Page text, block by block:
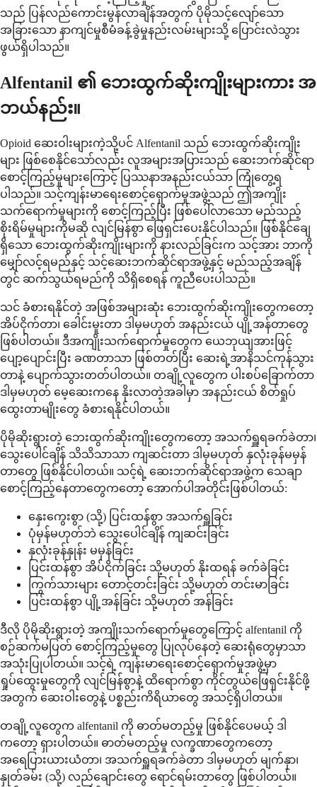
သည် ပြန်လည်ကောင်းမွန်လာချိန်အတွက် ပိုမိုသင့်လျော်သော
အခြားသော နာကျင်မှုစီမံခန့်ခွဲမှုနည်းလမ်းများသို့ ပြောင်းလဲသွား
ဖွယ်ရှိပါသည်။
Alfentanil ၏ ဘေးထွက်ဆိုးကျိုးများကား အ
ဘယ်နည်း။
Opioid ဆေးဝါးများကဲ့သို့ပင် Alfentanil သည် ဘေးထွက်ဆိုးကျိုး
များ ဖြစ်စေနိုင်သော်လည်း လူအများအပြားသည် ဆေးဘက်ဆိုင်ရာ
စောင့်ကြည့်မှုများကြောင့် ပြဿနာအနည်းငယ်သာ ကြုံတွေ့ရ
ပါသည်။ သင့်ကျန်းမာရေးစောင့်ရှောက်မှုအဖွဲ့သည် ဤအကျိုး
သက်ရောက်မှုများကို စောင့်ကြည့်ပြီး ဖြစ်ပေါ်လာသော မည်သည့်
စိုးရိမ်မှုများကိုမဆို လျင်မြန်စွာ ဖြေရှင်းပေးနိုင်ပါသည်။ ဖြစ်နိုင်ချေ
ရှိသော ဘေးထွက်ဆိုးကျိုးများကို နားလည်ခြင်းက သင့်အား ဘာကို
မျှော်လင့်ရမည်နှင့် သင့်ဆေးဘက်ဆိုင်ရာအဖွဲ့နှင့် မည်သည့်အချိန်
တွင် ဆက်သွယ်ရမည်ကို သိရှိစေရန် ကူညီပေးပါသည်။
သင် ခံစားရနိုင်တဲ့ အဖြစ်အများဆုံး ဘေးထွက်ဆိုးကျိုးတွေကတော့
အိပ်ငိုက်တာ၊ ခေါင်းမူးတာ ဒါမှမဟုတ် အနည်းငယ် ပျို့အန်တာတွေ
ဖြစ်ပါတယ်။ ဒီအကျိုးသက်ရောက်မှုတွေက ယေဘုယျအားဖြင့်
ပျော့ပျောင်းပြီး ခဏတာသာ ဖြစ်တတ်ပြီး ဆေးရဲ့အာနိသင်ကုန်သွား
တာနဲ့ ပျောက်သွားတတ်ပါတယ်။ တချို့လူတွေက ပါးစပ်ခြောက်တာ
ဒါမှမဟုတ် မေ့ဆေးကနေ နိုးလာတဲ့အခါမှာ အနည်းငယ် စိတ်ရှုပ်
ထွေးတာမျိုးတွေ ခံစားရနိုင်ပါတယ်။
ပိုမိုဆိုးရွားတဲ့ ဘေးထွက်ဆိုးကျိုးတွေကတော့ အသက်ရှူရခက်ခဲတာ၊
သွေးပေါင်ချိန် သိသိသာသာ ကျဆင်းတာ ဒါမှမဟုတ် နှလုံးခုန်မမှန်
တာတွေ ဖြစ်နိုင်ပါတယ်။ သင့်ရဲ့ ဆေးဘက်ဆိုင်ရာအဖွဲ့က သေချာ
စောင့်ကြည့်နေတာတွေကတော့ အောက်ပါအတိုင်းဖြစ်ပါတယ်:
နှေးကွေးစွာ (သို့) ပြင်းထန်စွာ အသက်ရှူခြင်း
ပုံမှန်မဟုတ်ဘဲ သွေးပေါင်ချိန် ကျဆင်းခြင်း
နှလုံးခုန်နှုန်း မမှန်ခြင်း
ပြင်းထန်စွာ အိပ်ငိုက်ခြင်း သို့မဟုတ် နိုးထရန် ခက်ခဲခြင်း
ကြွက်သားများ တောင့်တင်းခြင်း သို့မဟုတ် တင်းမာခြင်း
ပြင်းထန်စွာ ပျို့အန်ခြင်း သို့မဟုတ် အန်ခြင်း
ဒီလို ပိုမိုဆိုးရွားတဲ့ အကျိုးသက်ရောက်မှုတွေကြောင့် alfentanil ကို
စဉ်ဆက်မပြတ် စောင့်ကြည့်မှုတွေ ပြုလုပ်နေတဲ့ ဆေးရုံတွေမှာသာ
အသုံးပြုပါတယ်။ သင့်ရဲ့ ကျန်းမာရေးစောင့်ရှောက်မှုအဖွဲ့မှာ
ရှုပ်ထွေးမှုတွေကို လျင်မြန်စွာနဲ့ ထိရောက်စွာ ကိုင်တွယ်ဖြေရှင်းနိုင်ဖို့
အတွက် ဆေးဝါးတွေနဲ့ ပစ္စည်းကိရိယာတွေ အသင့်ရှိပါတယ်။
တချို့လူတွေက alfentanil ကို ဓာတ်မတည့်မှု ဖြစ်နိုင်ပေမယ့် ဒါ
ကတော့ ရှားပါတယ်။ ဓာတ်မတည့်မှု လက္ခဏာတွေကတော့
အရေပြားယားယံတာ၊ အသက်ရှူရခက်ခဲတာ ဒါမှမဟုတ် မျက်နှာ၊
နှုတ်ခမ်း (သို့) လည်ချောင်းတွေ ရောင်ရမ်းတာတွေ ဖြစ်ပါတယ်။